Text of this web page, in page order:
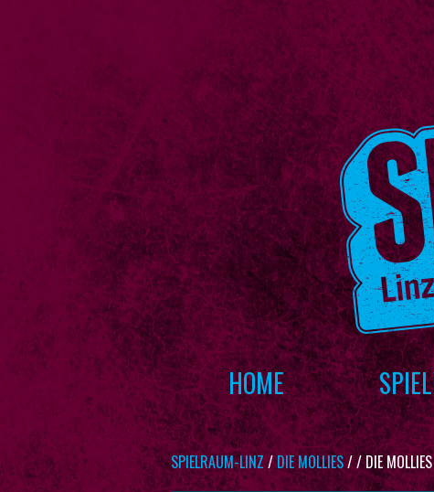
HOME
SPIELRAUM-LINZ/DIE MOLLIES//DIE MOLLIES